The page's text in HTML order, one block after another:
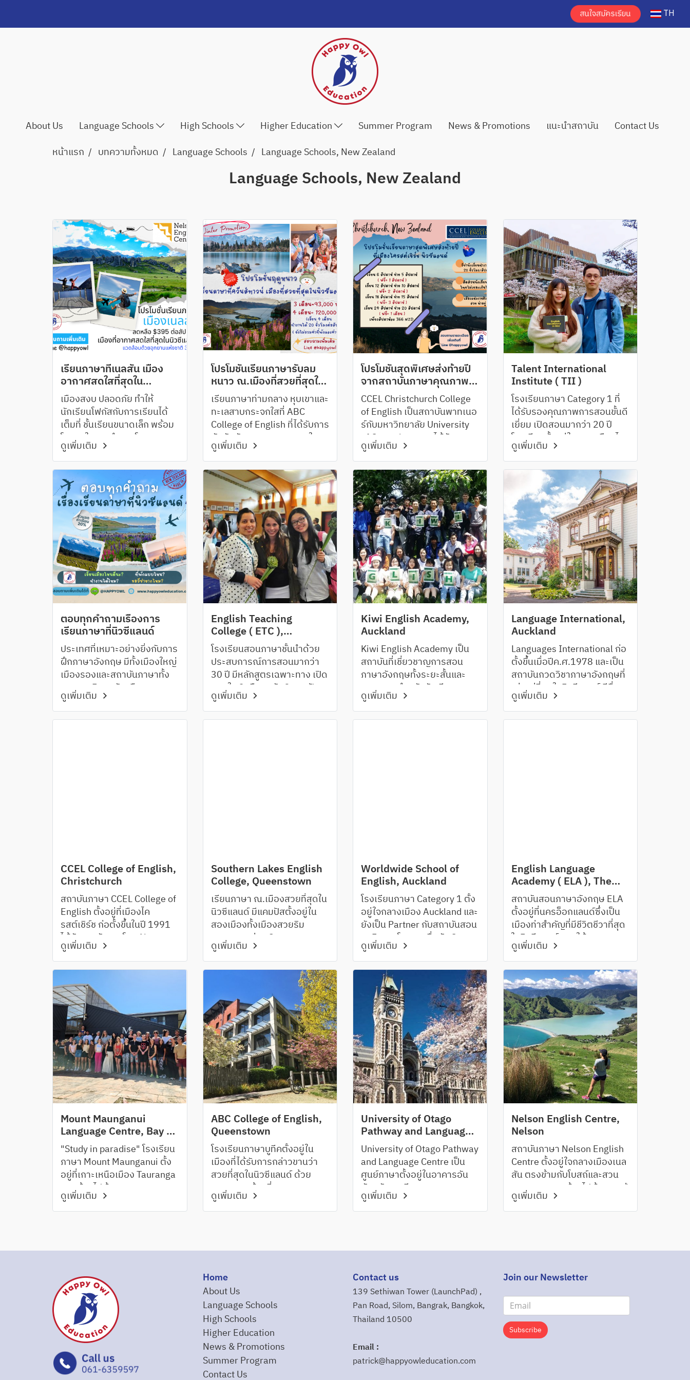
TH
About Us Language Schools High Schools Higher Education Summer Program News & Promotions แนะนำสถาบัน
Contact Us
หน้าแรก
บทความทั้งหมด Language Schools Language Schools, New Zealand
Language Schools, New Zealand
เรียนภาษาที่เนลสัน เมือง
อากาศสดใสที่สุดใน
นิวซีแลนด์
เมืองสงบ ปลอดภัย ทำให้
นักเรียนโฟกัสกับการเรียนได้
เต็มที่ ชั้นเรียนขนาดเล็ก พร้อม
โอกาสในการทำงานโรงแรม
แบบพาร์ทไทม์ที่ Rutherford
Hotel
ดูเพิ่มเติม
โปรโมชั่นเรียนภาษารับลม
หนาว ณ.เมืองที่สวยที่สุดใน
นิวซีแลนด์
เรียนภาษาท่ามกลาง หุบเขาและ
ทะเลสาบกระจกใสที่ ABC
College of English ที่ได้รับการ
จัดอันดับคุณภาพการสอนใน
ระดับสูงสุด
ดูเพิ่มเติม
โปรโมชั่นสุดพิเศษส่งท้ายปี
จากสถาบันภาษาคุณภาพ
เมือง Christchurch, New
Zealand
CCEL Christchurch College
of English เป็นสถาบันพาทเนอ
ร์กับมหาวิทยาลัย University
of Canterbury และได้รับการ
จัดอันดับให้อยู่ใน Category 1
ซึ่งมีคุณภาพการเรียนการสอน
ในมาตรฐานสูงสุด
ดูเพิ่มเติม
Talent International
Institute ( TII )
โรงเรียนภาษา Category 1 ที่
ได้รับรองคุณภาพการสอนขั้นดี
เยี่ยม เปิดสอนมากว่า 20 ปี
โรงเรียนตั้งอยู่ใจกลางเมืองไค
รสต์เชิร์ชใกล้กับ Victoria
Square พร้อมสิ่งอำนวยความ
สะดวกครบครัน
ดูเพิ่มเติม
ตอบทุกคำถามเรื่องการ
เรียนภาษาที่นิวซีแลนด์
ประเทศที่เหมาะอย่างยิ่งกับการ
ฝึกภาษาอังกฤษ มีทั้งเมืองใหญ่
เมืองรองและสถาบันภาษาทั้ง
ของมหาวิทยาลัยหรือของ
เอกชนให้เลือกตามความ
ต้องการ
ดูเพิ่มเติม
English Teaching
College ( ETC ),
Wellington, Palmerston
North
โรงเรียนสอนภาษาชั้นนำด้วย
ประสบการณ์การสอนมากว่า
30 ปี มีหลักสูตรเฉพาะทาง เปิด
สอนใน 2 เมืองหลัก 3 แคมปัส
คือ Wellington, Lower Hutt
และ Palmerston North
ดูเพิ่มเติม
Kiwi English Academy,
Auckland
Kiwi English Academy เป็น
สถาบันที่เชี่ยวชาญการสอน
ภาษาอังกฤษทั้งระยะสั้นและ
ระยะยาว สำหรับนักเรียนอายุ
14 ปีขึ้นไป
ดูเพิ่มเติม
Language International,
Auckland
Languages International ก่อ
ตั้งขึ้นเมื่อปีค.ศ.1978 และเป็น
สถาบันกวดวิชาภาษาอังกฤษที่
เก่าแก่ที่สุดในนิวซีแลนด์ มีชื่อ
เสียงเป็นที่ยอมรับทั่วโลกในด้าน
คุณภาพและความน่าเชื่อถือ
ดูเพิ่มเติม
CCEL College of English,
Christchurch
สถาบันภาษา CCEL College of
English ตั้งอยู่ที่เมืองไค
รสต์เชิร์ช ก่อตั้งขึ้นในปี 1991
ได้รับการรับรองโดย New
Zealand Qualifications
Authority (NZQA) ให้จัดอยู่ใน
ซึ่งมีคุณภาพการเรียนการสอน
ในมาตรฐานสูงสุด
ดูเพิ่มเติม
Southern Lakes English
College, Queenstown
เรียนภาษา ณ.เมืองสวยที่สุดใน
นิวซีแลนด์ มีแคมปัสตั้งอยู่ใน
สองเมืองทั้งเมืองสวยริม
ทะเลสาบอย่าง Queenstown
หรือ เมืองเล็กเปี่ยมเสน่ห์กลาง
หุบเขาอย่าง Invercargill
ดูเพิ่มเติม
Worldwide School of
English, Auckland
โรงเรียนภาษา Category 1 ตั้ง
อยู่ใจกลางเมือง Auckland และ
ยังเป็น Partner กับสถาบันสอน
ธุรกิจการโรงแรมชื่อดัง Crown
Institute of Studies สำหรับ
นักเรียนที่สนใจเรียนภาษาและ
ทำงาน Part-time ระหว่าง
เรียน
ดูเพิ่มเติม
English Language
Academy ( ELA ), The
university of Auckland
สถาบันสอนภาษาอังกฤษ ELA
ตั้งอยู่ที่นครอ็อกแลนด์ซึ่งเป็น
เมืองท่าสำคัญที่มีชีวิตชีวาที่สุด
ในนิวซีแลนด์ ภายใต้คุณภาพ
และมาตรฐานของ The
University of Auckland ที่ได้
รับการยอมรับว่าเป็น
มหาวิทยาลัยอันดับ 1 ของ
นิวซีแลนด์
ดูเพิ่มเติม
Mount Maunganui
Language Centre, Bay of
Plenty
"Study in paradise" โรงเรียน
ภาษา Mount Maunganui ตั้ง
อยู่ที่เกาะเหนือเมือง Tauranga
แวดล้อมไปด้วยหาดทราย
ละเอียดสีขาว อากาศบริสุทธิ์
และอบอุ่น มีกีฬาทางน้ำและ
ดูเพิ่มเติม
ABC College of English,
Queenstown
โรงเรียนภาษาบูทีคตั้งอยู่ใน
เมืองที่ได้รับการกล่าวขานว่า
สวยที่สุดในนิวซีแลนด์ ด้วย
สภาพแวดล้อมที่สวยงาม
ท่ามกลางหุบเขาและทะเลสาบ
ดูเพิ่มเติม
University of Otago
Pathway and Language
Centre, Dunedin
University of Otago Pathway
and Language Centre เป็น
ศูนย์ภาษาตั้งอยู่ในอาคารอัน
ทันสมัยและมีความสะดวกสบาย
ภายในบริเวณมหาวิทยาลัยโอ
ทาโก ซึ่งเป็นมหาวิทยาลัยแห่ง
แคมปัสสวยติดอันดับโลก
ดูเพิ่มเติม
Nelson English Centre,
Nelson
สถาบันภาษา Nelson English
Centre ตั้งอยู่ใจกลางเมืองเนล
สัน ตรงข้ามกับโบสถ์และสวน
สาธารณะแวดล้อมไปด้วยคาเฟ่
ร้านค้า ร้านอาหาร ซึ่งสามาถ
เพลิดเพลินไปกับอาหารทะเล
ดูเพิ่มเติม
Home
About Us
Language Schools
High Schools
Higher Education
News & Promotions
Summer Program
Contact Us
Contact us
139 Sethiwan Tower (LaunchPad) ,
Pan Road, Silom, Bangrak, Bangkok,
Thailand 10500
Email :
patrick@happyowleducation.com
Join our Newsletter
Subscribe